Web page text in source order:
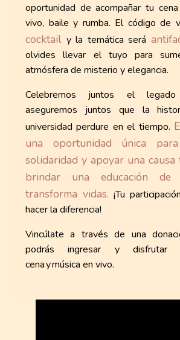
oportunidad de acompañar tu
vivo, baile y rumba. El código de
cocktail y la temática será
olvides llevar el tuyo para
atmósfera de misterio y elegancia.
Celebremos juntos el
aseguremos juntos que la
universidad perdure en el tiempo.
una oportunidad única
solidaridad y apoyar una causa
brindar una educación de
transforma vidas. ¡Tu
hacer la diferencia!
Vincúlate a través de una
podrás ingresar y disfrutar
cena y música en vivo.